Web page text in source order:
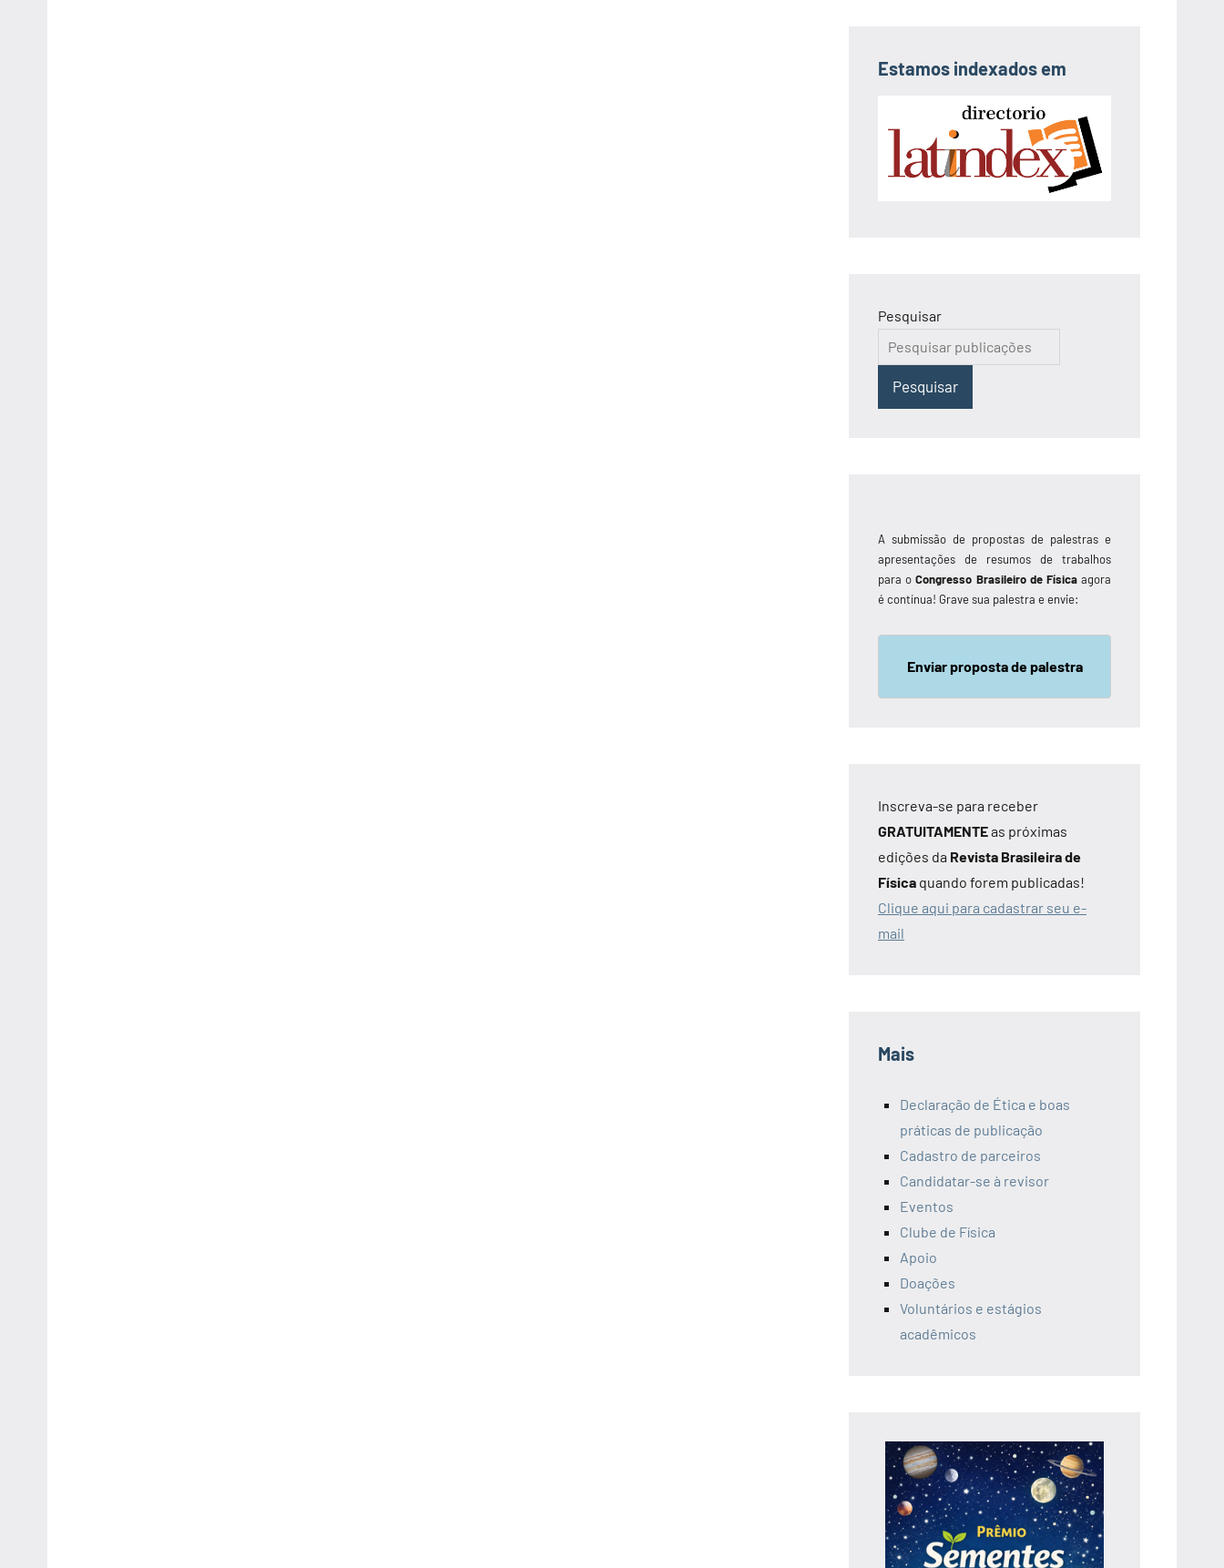
Estamos indexados em
Pesquisar
Pesquisar
A submissão de propostas de palestras e
apresentações de resumos de trabalhos
para oCongresso Brasileiro de Físicaagora
é contínua! Grave sua palestra e envie:
Enviar proposta de palestra
Inscreva-se para receber
GRATUITAMENTEas próximas
edições da Revista Brasileira de
Física quando forem publicadas!
Clique aqui para cadastrar seu e-
mail
Mais
Declaração de Ética e boas
práticas de publicação
Cadastro de parceiros
Candidatar-se à revisor
Eventos
Clube de Física
Apoio
Doações
Voluntários e estágios
acadêmicos